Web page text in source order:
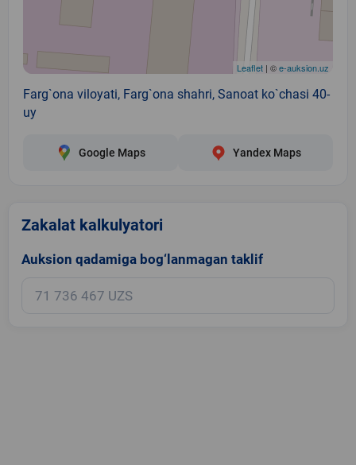
Leaflet | ©e-auksion.uz
Farg`ona viloyati, Farg`ona shahri, Sanoat ko`chasi 40-
uy
Google Maps Yandex Maps
Zakalat kalkulyatori
Auksion qadamiga bog‘lanmagan taklif